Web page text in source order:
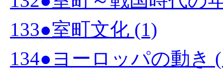
133●室町文化 (1)
134●ヨーロッパの動き